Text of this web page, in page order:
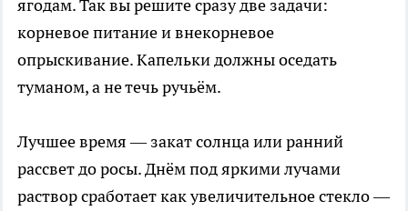
ягодам. Так вы решите сразу две задачи:
корневое питание и внекорневое
опрыскивание. Капельки должны оседать
туманом, а не течь ручьём.
Лучшее время — закат солнца или ранний
рассвет до росы. Днём под яркими лучами
раствор сработает как увеличительное стекло —